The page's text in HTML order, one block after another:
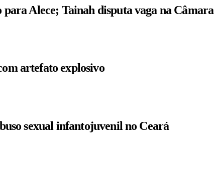
Alece; Tainah disputa vaga na Câmara
artefato explosivo
sexual infantojuvenil no Ceará